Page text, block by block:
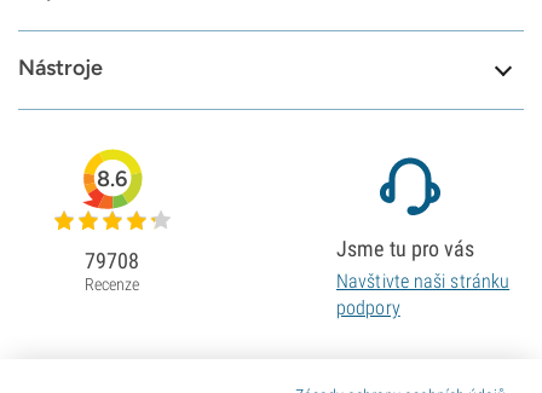
Nástroje
8.6
79708
Recenze
Jsme tu pro vás
Navštivte naši stránku
podpory